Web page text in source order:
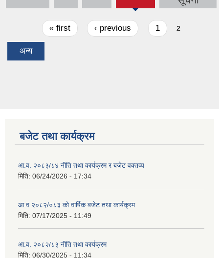
Pages « first ‹ previous 1 2
अन्य
बजेट तथा कार्यक्रम
आ.व. २०८३/८४ नीति तथा कार्यक्रम र बजेट वक्तव्य
मिति: 06/24/2026 - 17:34
आ.व २०८२/०८३ को वार्षिक बजेट तथा कार्यक्रम
मिति: 07/17/2025 - 11:49
आ.व. २०८२/८३ नीति तथा कार्यक्रम
मिति: 06/30/2025 - 11:34